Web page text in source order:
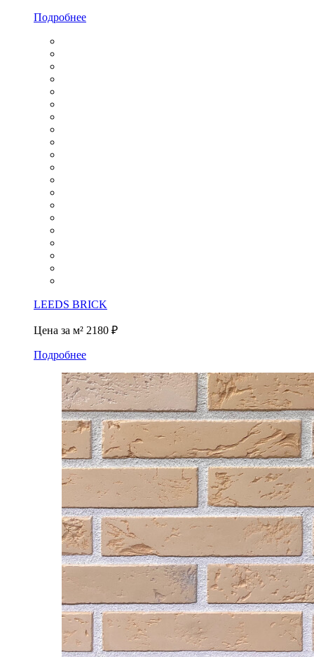
Подробнее
LEEDS BRICK
Цена за м² 2180 ₽
Подробнее